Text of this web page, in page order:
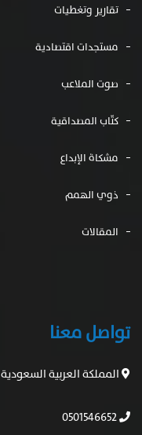
تقارير وتغطيات
مستجدات اقتصادية
صوت الملاعب
كتّاب المصداقية
مشكاة الإبداع
ذوي الهمم
المقالات
تواصل معنا
المملكة العربية السعودية